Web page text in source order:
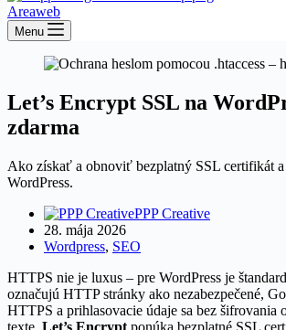
Areaweb
Menu
Let’s Encrypt SSL na
zdarma
Ako získať a obnoviť bezplatný SSL certifikát
WordPress.
PPP Creative
28. mája 2026
Wordpress, SEO
HTTPS nie je luxus – pre WordPress je
označujú HTTP stránky ako nezabezpečené,
HTTPS a prihlasovacie údaje sa bez šifrovania
texte. Let’s Encrypt ponúka bezplatné SSL